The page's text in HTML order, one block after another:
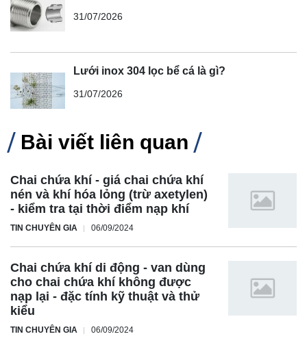
31/07/2026
Lưới inox 304 lọc bể cá là gì?
31/07/2026
Bài viết liên quan
Chai chứa khí - giá chai chứa khí
nén và khí hóa lỏng (trừ axetylen)
- kiểm tra tại thời điểm nạp khí
TIN CHUYÊN GIA 06/09/2024
Chai chứa khí di động - van dùng
cho chai chứa khí không được
nạp lại - đặc tính kỹ thuật và thử
kiểu
TIN CHUYÊN GIA 06/09/2024